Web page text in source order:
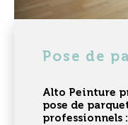
Pose de
Alto Peinture
pose de
professionnels :